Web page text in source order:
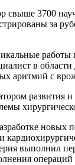
свыше 3700
за
работы
в
аритмий с
развития
новых
выполнил
операций